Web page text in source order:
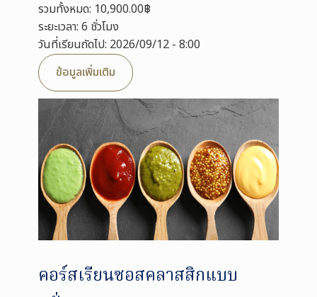
รวมทั้งหมด: 10,900.00฿
ระยะเวลา: 6 ชั่วโมง
วันที่เรียนถัดไป: 2026/09/12 - 8:00
ข้อมูลเพิ่มเติม
คอร์สเรียนซอสคลาสสิกแบบ